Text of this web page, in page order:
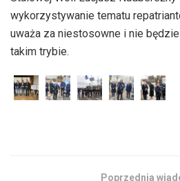
wykorzystywanie tematu
uważa za niestosowne i nie
takim trybie.
Poprzednia